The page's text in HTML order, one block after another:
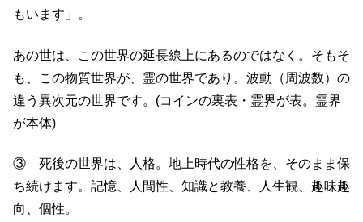
もいます」。
あの世は、この世界の延長線上にあるのではなく。そもそ
も、この物質世界が、霊の世界であり。波動（周波数）の
違う異次元の世界です。(コインの裏表・霊界が表。霊界
が本体)
③ 死後の世界は、人格。地上時代の性格を、そのまま保
ち続けます。記憶、人間性、知識と教養、人生観、趣味趣
向、個性。